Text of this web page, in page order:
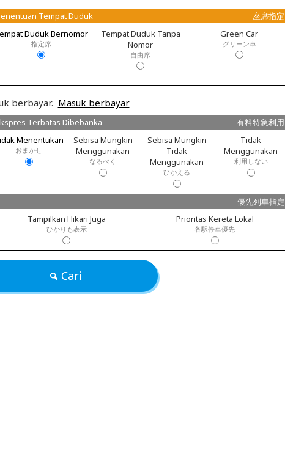
Tempat Duduk
座席指定
Duduk Bernomor
指定席
Tempat Duduk Tanpa
Nomor
自由席
Green Car
グリーン車
berbayar. Masuk berbayar
Terbatas Dibebanka
有料特急利用
Menentukan
おまかせ
Sebisa Mungkin
Menggunakan
なるべく
Sebisa Mungkin
Tidak
Menggunakan
ひかえる
Tidak
Menggunakan
利用しない
優先列車指定
Tampilkan Hikari Juga
ひかりも表示
Prioritas Kereta Lokal
各駅停車優先
Cari